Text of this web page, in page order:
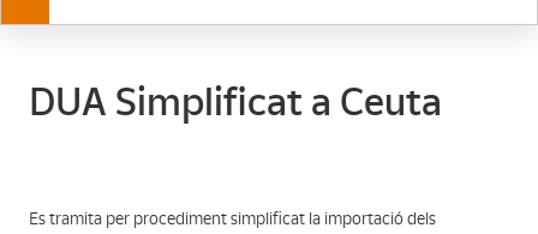
DUA Simplificat a Ceuta
Es tramita per procediment simplificat la importació dels